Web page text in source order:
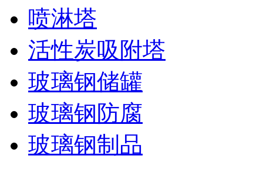
喷淋塔
活性炭吸附塔
玻璃钢储罐
玻璃钢防腐
玻璃钢制品